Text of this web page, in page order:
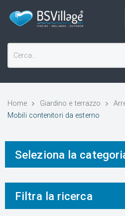
Home Giardino e terrazzo
Mobili contenitori da esterno
Seleziona la
Filtra la ricerca